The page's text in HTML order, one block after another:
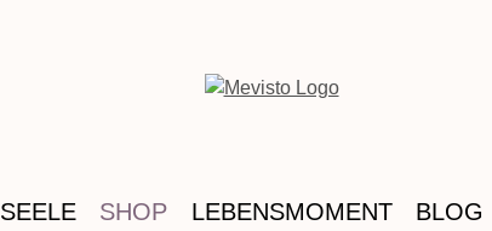
SHOP LEBENSMOMENT BLOG